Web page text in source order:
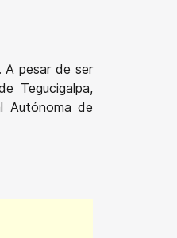
pesar de ser
Tegucigalpa,
Autónoma de